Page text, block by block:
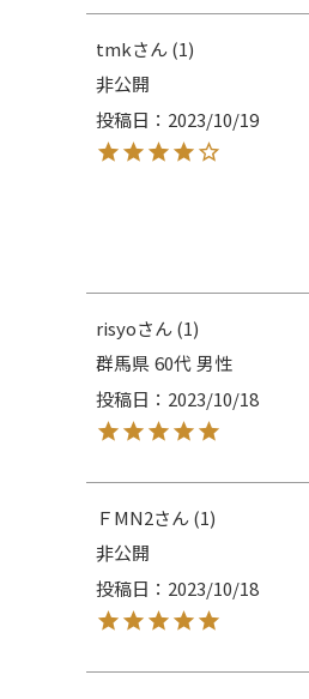
tmk
1
非公開
投稿日
2023/10/19
risyo
1
群馬県60代男性
投稿日
2023/10/18
ＦMN2
1
非公開
投稿日
2023/10/18